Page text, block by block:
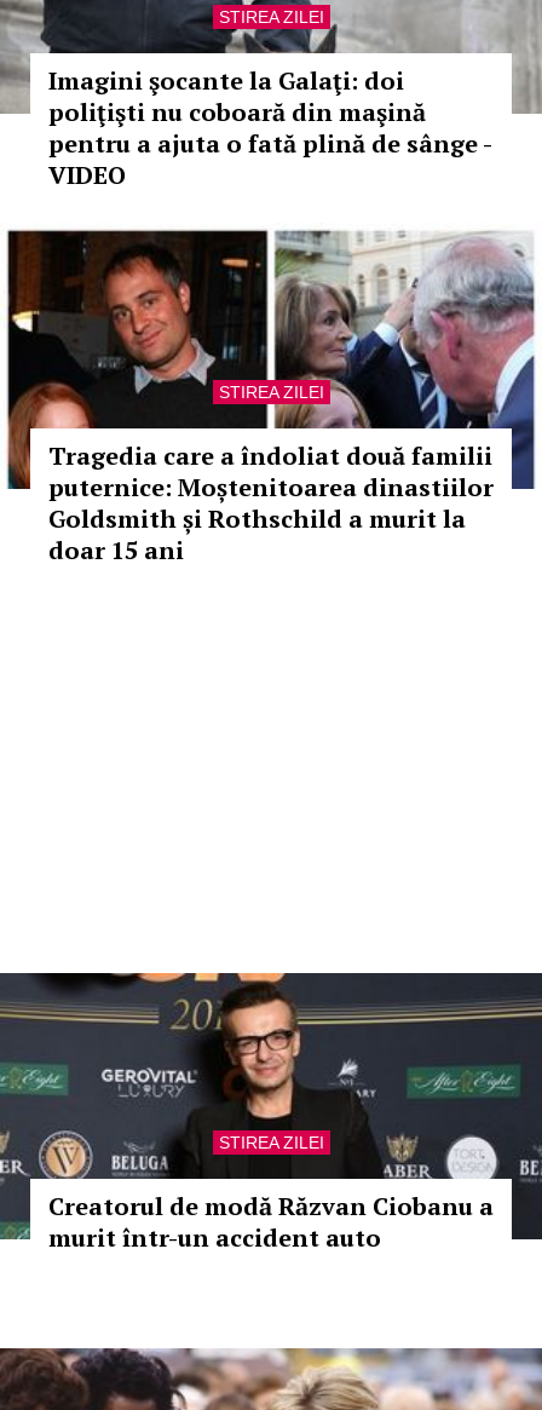
STIREA ZILEI
Imagini şocante la Galaţi: doi
poliţişti nu coboară din maşină
pentru a ajuta o fată plină de sânge -
VIDEO
STIREA ZILEI
Tragedia care a îndoliat două familii
puternice: Moștenitoarea dinastiilor
Goldsmith și Rothschild a murit la
doar 15 ani
STIREA ZILEI
Creatorul de modă Răzvan Ciobanu a
murit într-un accident auto